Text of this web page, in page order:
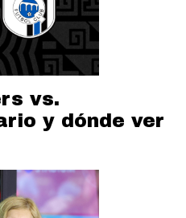
vs.
y dónde ver